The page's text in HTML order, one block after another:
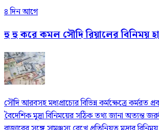
৪ দিন আগে
হু হু করে কমল সৌদি রিয়ালের বিনিময়
সৌদি আরবসহ মধ্যপ্রাচ্যের বিভিন্ন কর্মক্ষেত্রে কর্মরত
বৈদেশিক মুদ্রা বিনিময়ের সঠিক তথ্য জানা অত্যন্ত